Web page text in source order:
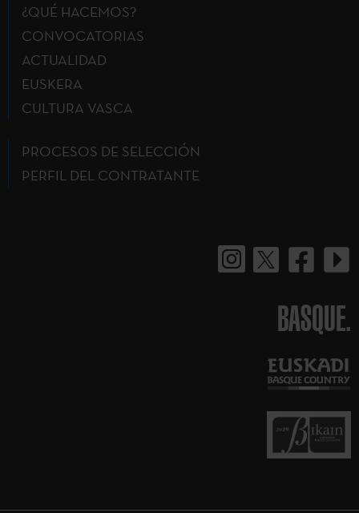
¿QUÉ HACEMOS?
CONVOCATORIAS
ACTUALIDAD
EUSKERA
CULTURA VASCA
PROCESOS DE SELECCIÓN
PERFIL DEL CONTRATANTE
BASQUE.